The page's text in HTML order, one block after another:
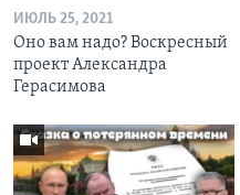
ИЮЛЬ 25, 2021
Оно вам надо? Воскресный
проект Александра
Герасимова